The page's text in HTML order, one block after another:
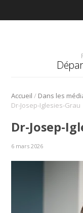
Accueil / Dans les
Dr-Josep-Iglesies-Grau
Dr-Josep-
6 mars 2026